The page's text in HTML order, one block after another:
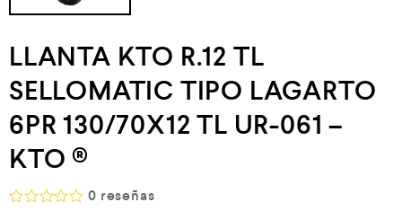
LLANTA KTO R.12 TL
SELLOMATIC TIPO LAGARTO
6PR 130/70X12 TL UR-061 –
KTO ®
0 reseñas